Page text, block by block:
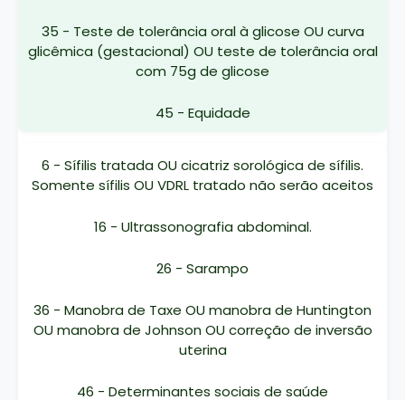
35 - Teste de tolerância oral à glicose OU curva
glicêmica (gestacional) OU teste de tolerância oral
com 75g de glicose
45 - Equidade
6 - Sífilis tratada OU cicatriz sorológica de sífilis.
Somente sífilis OU VDRL tratado não serão aceitos
16 - Ultrassonografia abdominal.
26 - Sarampo
36 - Manobra de Taxe OU manobra de Huntington
OU manobra de Johnson OU correção de inversão
uterina
46 - Determinantes sociais de saúde